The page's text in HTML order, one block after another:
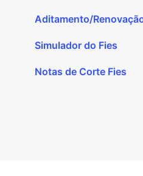
Aditamento/
Simulador do Fies
Notas de Corte Fies